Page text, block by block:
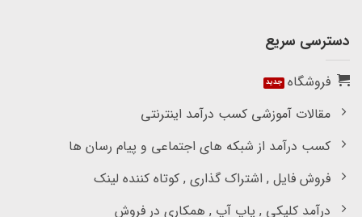
دسترسی سریع
فروشگاه
مقالات آموزشی کسب درآمد اینترنتی
کسب درآمد از شبکه های اجتماعی و پیام رسان ها
فروش فایل , اشتراک گذاری , کوتاه کننده لینک
درآمد کلیکی , پاپ آپ , همکاری در فروش